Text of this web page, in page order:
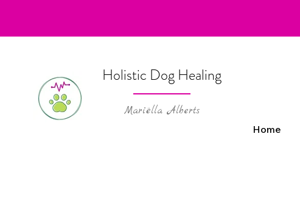
Holistic Dog Healing
Mariëlla Alberts
Home